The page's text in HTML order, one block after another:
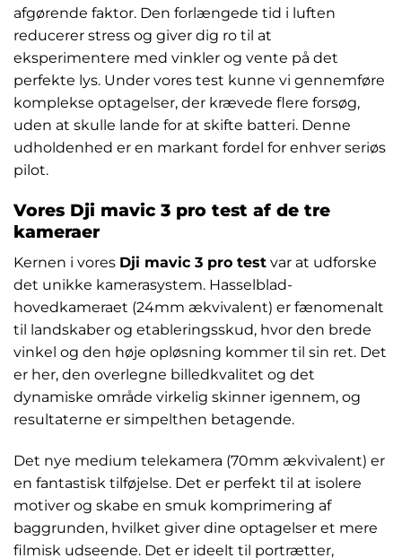
afgørende faktor. Den forlængede tid i luften
reducerer stress og giver dig ro til at
eksperimentere med vinkler og vente på det
perfekte lys. Under vores test kunne vi gennemføre
komplekse optagelser, der krævede flere forsøg,
uden at skulle lande for at skifte batteri. Denne
udholdenhed er en markant fordel for enhver seriøs
pilot.
Vores Dji mavic 3 pro test af de tre
kameraer
Kernen i vores Dji mavic 3 pro test var at udforske
det unikke kamerasystem. Hasselblad-
hovedkameraet (24mm ækvivalent) er fænomenalt
til landskaber og etableringsskud, hvor den brede
vinkel og den høje opløsning kommer til sin ret. Det
er her, den overlegne billedkvalitet og det
dynamiske område virkelig skinner igennem, og
resultaterne er simpelthen betagende.
Det nye medium telekamera (70mm ækvivalent) er
en fantastisk tilføjelse. Det er perfekt til at isolere
motiver og skabe en smuk komprimering af
baggrunden, hvilket giver dine optagelser et mere
filmisk udseende. Det er ideelt til portrætter,